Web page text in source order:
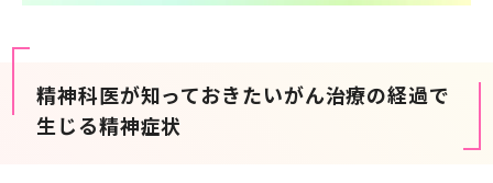
精神科医が知っておきたいがん治療の経過で
生じる精神症状